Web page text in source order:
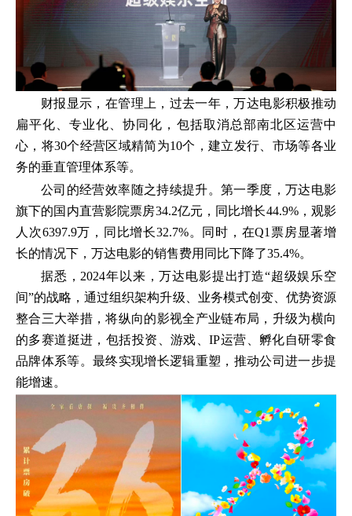
财报显示，在管理上，过去一年，万达电影积极推动
扁平化、专业化、协同化，包括取消总部南北区运营中
心，将30个经营区域精简为10个，建立发行、市场等各业
务的垂直管理体系等。
公司的经营效率随之持续提升。第一季度，万达电影
旗下的国内直营影院票房34.2亿元，同比增长44.9%，观影
人次6397.9万，同比增长32.7%。同时，在Q1票房显著增
长的情况下，万达电影的销售费用同比下降了35.4%。
据悉，2024年以来，万达电影提出打造“超级娱乐空
间”的战略，通过组织架构升级、业务模式创变、优势资源
整合三大举措，将纵向的影视全产业链布局，升级为横向
的多赛道挺进，包括投资、游戏、IP运营、孵化自研零食
品牌体系等。最终实现增长逻辑重塑，推动公司进一步提
能增速。